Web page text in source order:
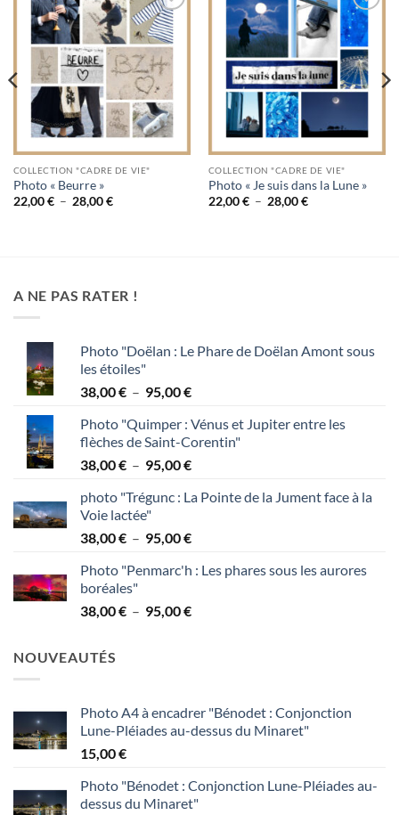
Ajouter
à la
wishlist
COLLECTION "CADRE DE VIE"
Photo « Beurre »
22,00€ – 28,00€Plage
Ajouter
à la
wishlist
COLLECTION "CADRE DE VIE"
Photo « Je suis dans la Lune »
22,00€ – 28,00€Plage
A NE PAS RATER !
Photo "Doëlan : Le Phare de Doëlan Amont sous
les étoiles"
38,00€ – 95,00€Plage
prix :
38,00 €
à
Photo "Quimper : Vénus et Jupiter entre les
flèches de Saint-Corentin"
38,00€ – 95,00€Plage
prix :
à
photo "Trégunc : La Pointe de la Jument face à la
Voie lactée"
38,00€ – 95,00€Plage
prix :
à
Photo "Penmarc'h : Les phares sous les aurores
boréales"
38,00€ – 95,00€Plage
NOUVEAUTÉS
Photo A4 à encadrer "Bénodet : Conjonction
Lune-Pléiades au-dessus du Minaret"
15,00€
Photo "Bénodet : Conjonction Lune-Pléiades au-
dessus du Minaret"